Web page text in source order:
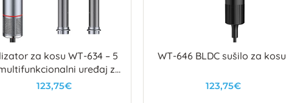
za kosu WT-634 – 5
uređaj za
ravnanje i uvijanje
123,75€
WT-646 BLDC sušilo za kosu
123,75€